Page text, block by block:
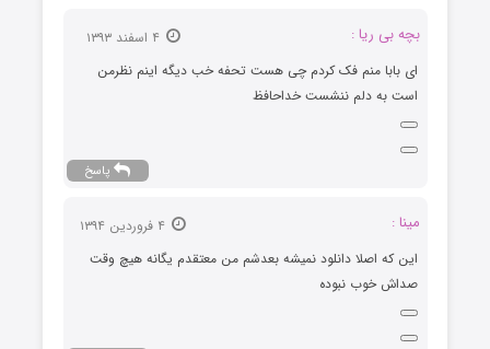
بچه بی ریا :
ای بابا منم فک کردم چی هست تحفه خب دیگه اینم نظرمن
است به دلم ننشست خداحافظ
پاسخ
مینا :
این که اصلا دانلود نمیشه بعدشم من معتقدم یگانه هیچ وقت
صداش خوب نبوده